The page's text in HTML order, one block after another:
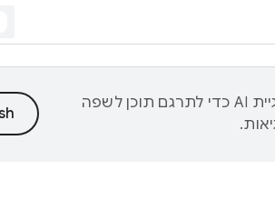
‫Google משתמשת בטכנולוגיית AI כדי לתרגם תוכן לשפה